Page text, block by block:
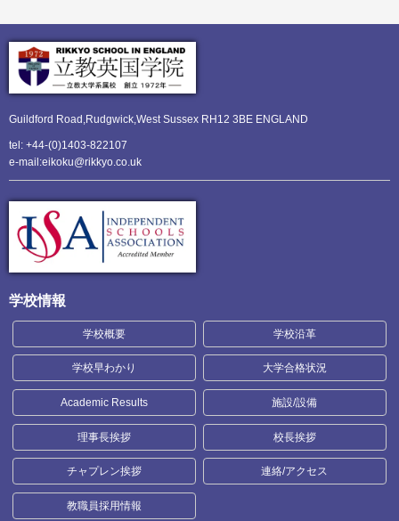
Guildford Road,Rudgwick,West Sussex RH12 3BE ENGLAND
tel: +44-(0)1403-822107
e-mail:eikoku@rikkyo.co.uk
学校情報
学校概要 学校沿革
学校早わかり 大学合格状況
Academic Results 施設/設備
理事長挨拶 校長挨拶
チャプレン挨拶 連絡/アクセス
教職員採用情報